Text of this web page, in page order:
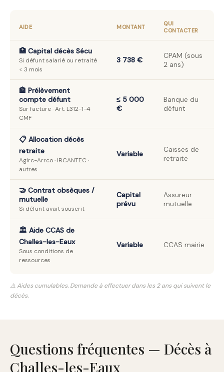
AIDE MONTANT
QUI
CONTACTER
🏥 Capital décès Sécu
Si défunt salarié ou retraité
< 3 mois
3 738 €
CPAM (sous
2 ans)
🏦 Prélèvement
compte défunt
Sur facture · Art. L312-1-4
CMF
≤ 5 000
€
Banque du
défunt
📋 Allocation décès
retraite
Agirc-Arrco · IRCANTEC ·
autres
Variable
Caisses de
retraite
🤝 Contrat obsèques /
mutuelle
Si défunt avait souscrit
Capital
prévu
Assureur ·
mutuelle
🏛️ Aide CCAS de
Challes-les-Eaux
Sous conditions de
ressources
Variable CCAS mairie
⚠️ Aides cumulables. Demande à effectuer dans les 2 ans qui suivent le
décès.
Questions fréquentes — Décès à
Challes-les-Eaux